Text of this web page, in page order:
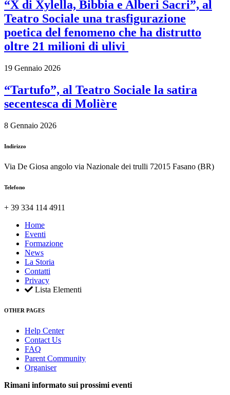
“X di Xylella, Bibbia e Alberi Sacri”, al
Teatro Sociale una trasfigurazione
poetica del fenomeno che ha distrutto
oltre 21 milioni di ulivi
19 Gennaio 2026
“Tartufo”, al Teatro Sociale la satira
secentesca di Molière
8 Gennaio 2026
Indirizzo
Via De Giosa angolo via Nazionale dei trulli 72015 Fasano (BR)
Telefono
+ 39 334 114 4911
Home
Eventi
Formazione
News
La Storia
Contatti
Privacy
Lista Elementi
OTHER PAGES
Help Center
Contact Us
FAQ
Parent Community
Organiser
Rimani informato sui prossimi eventi